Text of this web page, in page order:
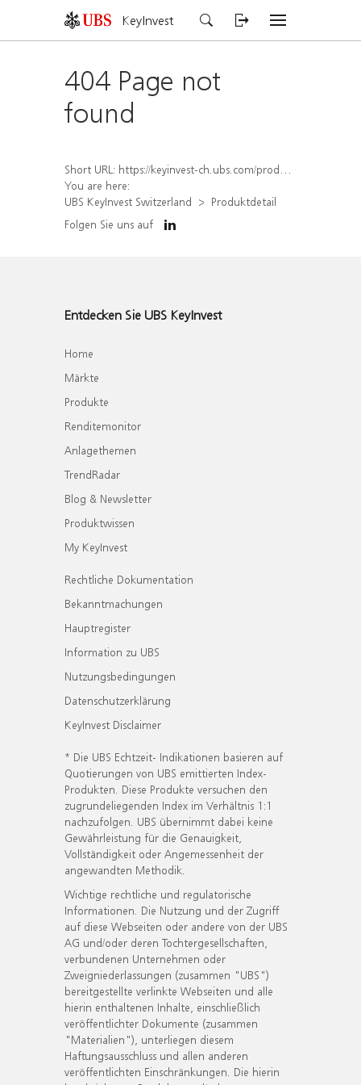
KeyInvest
404 Page not
found
Short URL: https://keyinvest-ch.ubs.com/produkt/detail/index/isin/CH1570525274
You are here:
UBS KeyInvest Switzerland
Produktdetail
Folgen Sie uns auf
Entdecken Sie UBS KeyInvest
Home
Märkte
Produkte
Renditemonitor
Anlagethemen
TrendRadar
Blog & Newsletter
Produktwissen
My KeyInvest
Rechtliche Dokumentation
Bekanntmachungen
Hauptregister
Information zu UBS
Nutzungsbedingungen
Datenschutzerklärung
KeyInvest Disclaimer
* Die UBS Echtzeit- Indikationen basieren auf
Quotierungen von UBS emittierten Index-
Produkten. Diese Produkte versuchen den
zugrundeliegenden Index im Verhältnis 1:1
nachzufolgen. UBS übernimmt dabei keine
Gewährleistung für die Genauigkeit,
Vollständigkeit oder Angemessenheit der
angewandten Methodik.
Wichtige rechtliche und regulatorische
Informationen. Die Nutzung und der Zugriff
auf diese Webseiten oder andere von der UBS
AG und/oder deren Tochtergesellschaften,
verbundenen Unternehmen oder
Zweigniederlassungen (zusammen "UBS")
bereitgestellte verlinkte Webseiten und alle
hierin enthaltenen Inhalte, einschließlich
veröffentlichter Dokumente (zusammen
"Materialien"), unterliegen diesem
Haftungsausschluss und allen anderen
veröffentlichten Einschränkungen. Die hierin